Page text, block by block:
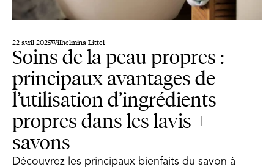
22 avril 2025Wilhelmina Littel
Soins de la peau propres :
principaux avantages de
l’utilisation d’ingrédients
propres dans les lavis +
savons
Découvrez les principaux bienfaits du savon à